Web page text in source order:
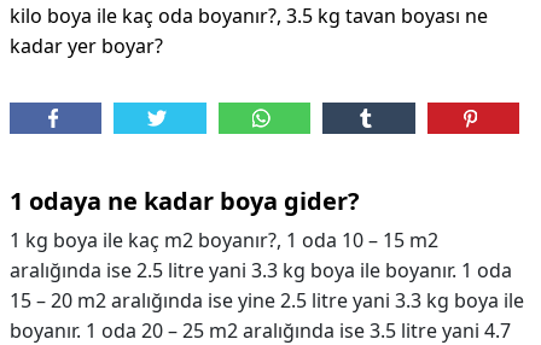
kilo boya ile kaç oda boyanır?, 3.5 kg tavan boyası ne
kadar yer boyar?
1 odaya ne kadar boya gider?
1 kg boya ile kaç m2 boyanır?, 1 oda 10 – 15 m2
aralığında ise 2.5 litre yani 3.3 kg boya ile boyanır. 1 oda
15 – 20 m2 aralığında ise yine 2.5 litre yani 3.3 kg boya ile
boyanır. 1 oda 20 – 25 m2 aralığında ise 3.5 litre yani 4.7